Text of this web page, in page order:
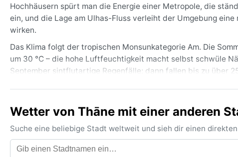
Hochhäusern spürt man die Energie einer Metropole, die
ein, und die Lage am Ulhas-Fluss verleiht der Umgebung
wirken.
Das Klima folgt der tropischen Monsunkategorie Am. Die
um 30 °C – die hohe Luftfeuchtigkeit macht selbst schwüle
September sintflutartige Regenfälle; dann fallen bis zu über
Regenzeit sind wasserdichte Schuhe und ein Regenponcho
Die beste Reisezeit sind die Wintermonate Dezember bis
dann meist sonnig, und selbst nachts kühlt es selten unter
der Regen den Alltag. Ein besonderes Phänomen ist der
Wetter von Thāne mit einer anderen
Suche eine beliebige Stadt weltweit und sieh dir einen